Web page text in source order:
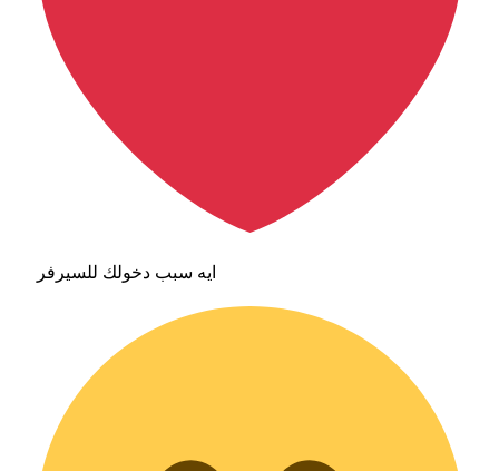
ايه سبب دخولك للسيرفر